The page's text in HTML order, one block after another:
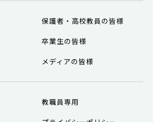
保護者・高校教員の皆様
卒業生の皆様
メディアの皆様
教職員専用